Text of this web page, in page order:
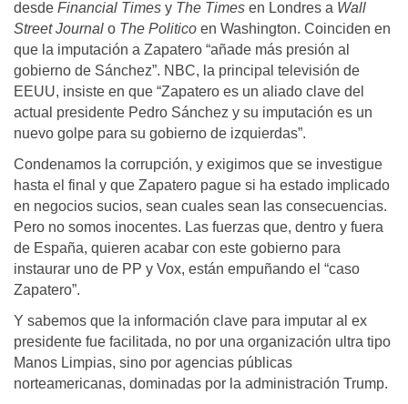
desde Financial Times y The Times en Londres a Wall
Street Journal o The Politico en Washington. Coinciden en
que la imputación a Zapatero “añade más presión al
gobierno de Sánchez”. NBC, la principal televisión de
EEUU, insiste en que “Zapatero es un aliado clave del
actual presidente Pedro Sánchez y su imputación es un
nuevo golpe para su gobierno de izquierdas”.
Condenamos la corrupción, y exigimos que se investigue
hasta el final y que Zapatero pague si ha estado implicado
en negocios sucios, sean cuales sean las consecuencias.
Pero no somos inocentes. Las fuerzas que, dentro y fuera
de España, quieren acabar con este gobierno para
instaurar uno de PP y Vox, están empuñando el “caso
Zapatero”.
Y sabemos que la información clave para imputar al ex
presidente fue facilitada, no por una organización ultra tipo
Manos Limpias, sino por agencias públicas
norteamericanas, dominadas por la administración Trump.